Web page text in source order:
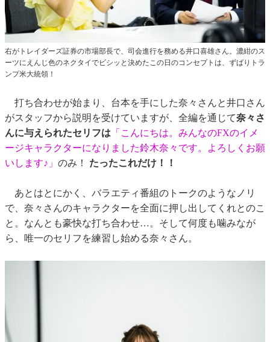
右がトレイダーズ証券の市場部長で、司会進行を務める井口喜雄さん。濃紺のス
ーツにえんじ色のネクタイでビシッと決めたこの日のコンセプトは、ずばりトラ
ンプ米大統領！
打ち合わせが始まり、台本を手にした奈々さんと井口さん
がスタッフから説明を受けていますが、全編を通じて奈々さ
んに与えられたセリフは 「こんにちは。みんなのFXのイメ
ージキャラクターになりました鈴木奈々です。よろしくお願
いします♪」 のみ！ たったこれだけ！！
あとはとにかく、バラエティ番組のトークのようなノリ
で、奈々さんのキャラクターを全面に押し出してくれとのこ
と。なんとも豪快な打ち合わせ…。そして何度も噛みなが
ら、唯一のセリフを練習し始める奈々さん。